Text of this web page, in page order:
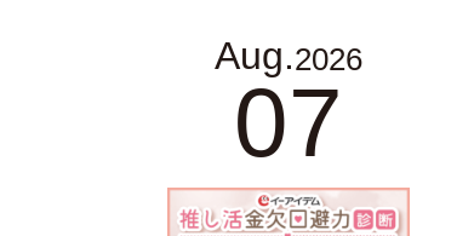
Aug.2026
07